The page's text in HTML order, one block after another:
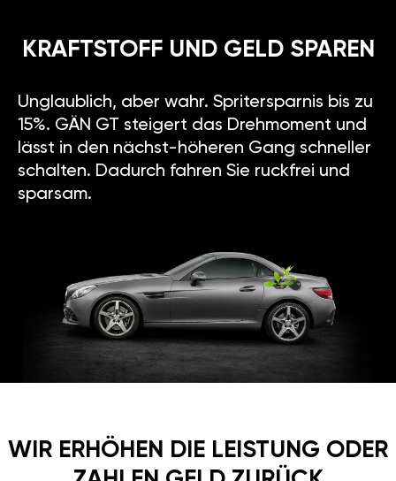
KRAFTSTOFF UND GELD SPAREN
Unglaublich, aber wahr. Spritersparnis bis zu
15%. GÄN GT steigert das Drehmoment und
lässt in den nächst-höheren Gang schneller
schalten. Dadurch fahren Sie ruckfrei und
sparsam.
WIR ERHÖHEN DIE LEISTUNG ODER